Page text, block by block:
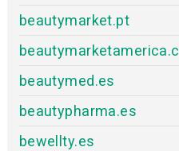
beautymarket.pt
beautymed.es
beautypharma.es
bewellty.es